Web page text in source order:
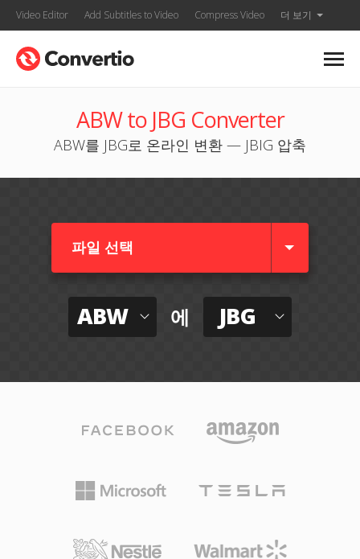
Video Editor Add Subtitles to Video Compress Video 더 보기
ABW to JBG Converter
ABW를 JBG로 온라인 변환 — JBIG 압축
파일 선택
ABW 에 JBG